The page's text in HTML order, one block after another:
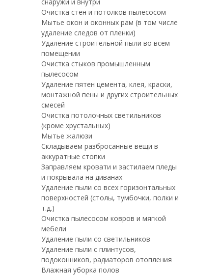
Очистка стен и потолков пылесосом
Мытье окон и оконных рам (в том числе
удаление следов от пленки)
Удаление строительной пыли во всем
помещении
Очистка стыков промышленным
пылесосом
Удаление пятен цемента, клея, краски,
монтажной пены и других строительных
смесей
Очистка потолочных светильников
(кроме хрустальных)
Мытье жалюзи
Складываем разбросанные вещи в
аккуратные стопки
Заправляем кровати и застилаем пледы
и покрывала на диванах
Удаление пыли со всех горизонтальных
поверхностей (столы, тумбочки, полки и
т.д.)
Очистка пылесосом ковров и мягкой
мебели
Удаление пыли со светильников
Удаление пыли с плинтусов,
подоконников, радиаторов отопления
Влажная уборка полов